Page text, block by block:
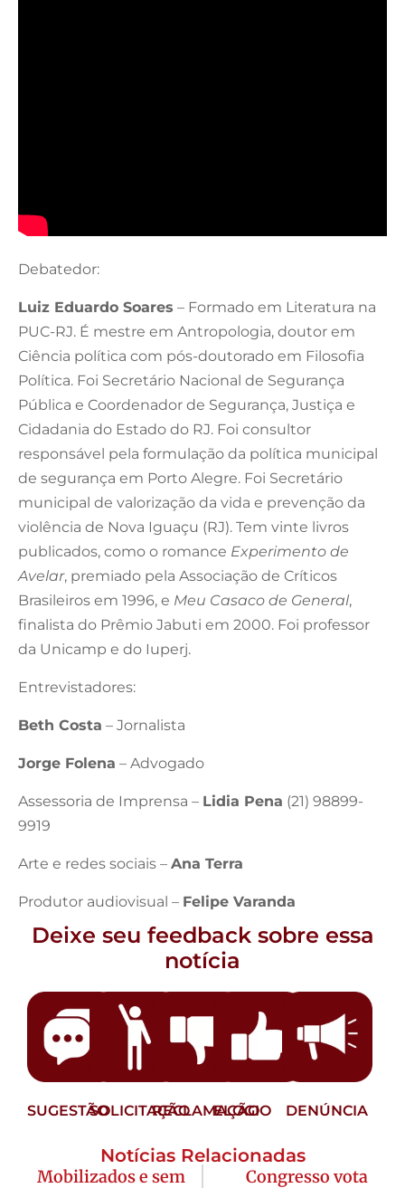
Debatedor:
Luiz Eduardo Soares – Formado em Literatura na
PUC-RJ. É mestre em Antropologia, doutor em
Ciência política com pós-doutorado em Filosofia
Política. Foi Secretário Nacional de Segurança
Pública e Coordenador de Segurança, Justiça e
Cidadania do Estado do RJ. Foi consultor
responsável pela formulação da política municipal
de segurança em Porto Alegre. Foi Secretário
municipal de valorização da vida e prevenção da
violência de Nova Iguaçu (RJ). Tem vinte livros
publicados, como o romance Experimento de
Avelar, premiado pela Associação de Críticos
Brasileiros em 1996, e Meu Casaco de General,
finalista do Prêmio Jabuti em 2000. Foi professor
da Unicamp e do Iuperj.
Entrevistadores:
Beth Costa – Jornalista
Jorge Folena – Advogado
Assessoria de Imprensa – Lidia Pena (21) 98899-
9919
Arte e redes sociais – Ana Terra
Produtor audiovisual – Felipe Varanda
Deixe seu feedback sobre essa
notícia
SUGESTÃOSOLICITAÇÃORECLAMAÇÃO
ELOGIO DENÚNCIA
Notícias Relacionadas
Mobilizados e sem
Congresso vota